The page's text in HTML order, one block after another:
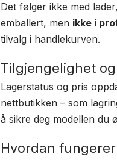
Det følger ikke med
emballert, men ikke i
tilvalg i handlekurven.
Tilgjengelighet
Lagerstatus og pris
nettbutikken – som
å sikre deg modellen du
Hvordan